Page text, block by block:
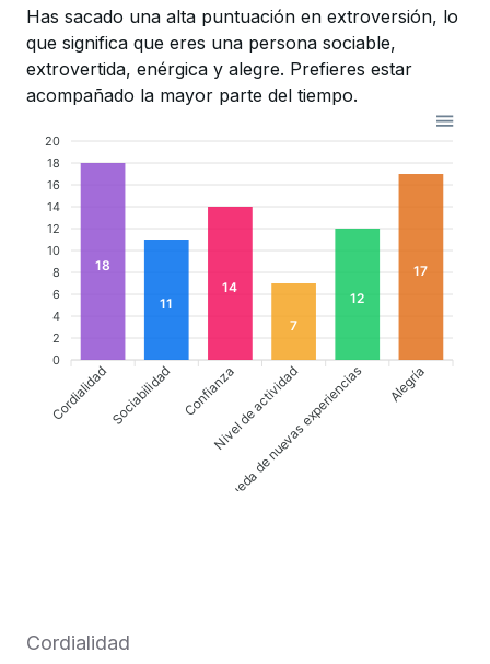
Has sacado una alta puntuación en extroversión, lo
que significa que eres una persona sociable,
extrovertida, enérgica y alegre. Prefieres estar
acompañado la mayor parte del tiempo.
20
18
16
14
12
10
8
6
4
2
0
18
11
14
7
12
17
Cordialidad Sociabilidad ConfianzaNivel de actividad
Búsqueda de nuevas experiencias Alegría
Cordialidad